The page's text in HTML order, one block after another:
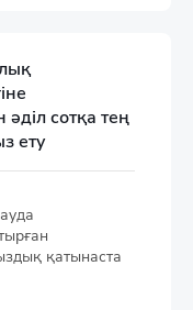
сотқа тең
ету
қатынаста